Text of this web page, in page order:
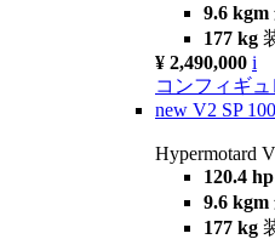
9.6 kgm
177 kg
¥ 2,490,000 i
コンフィギ
new V2 SP 100
Hypermotard
120.4 hp
9.6 kgm
177 kg